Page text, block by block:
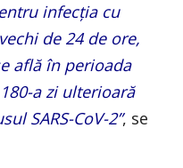
infecția cu
de 24 de ore,
află în perioada
a zi ulterioară
SARS-CoV-2”, se